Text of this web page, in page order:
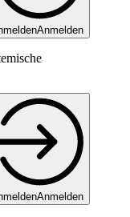
Anmelden
Anmelden